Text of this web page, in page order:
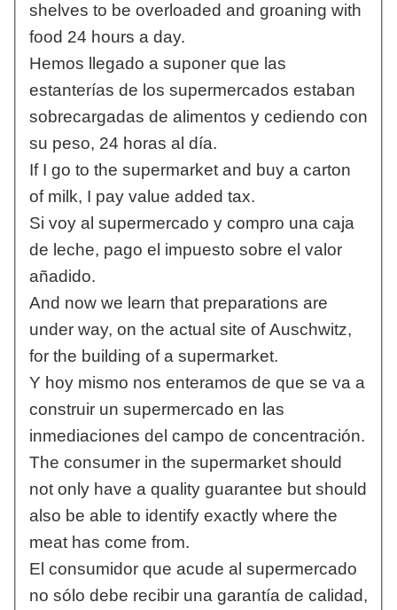
shelves to be overloaded and groaning with
food 24 hours a day.
Hemos llegado a suponer que las
estanterías de los supermercados estaban
sobrecargadas de alimentos y cediendo con
su peso, 24 horas al día.
If I go to the supermarket and buy a carton
of milk, I pay value added tax.
Si voy al supermercado y compro una caja
de leche, pago el impuesto sobre el valor
añadido.
And now we learn that preparations are
under way, on the actual site of Auschwitz,
for the building of a supermarket.
Y hoy mismo nos enteramos de que se va a
construir un supermercado en las
inmediaciones del campo de concentración.
The consumer in the supermarket should
not only have a quality guarantee but should
also be able to identify exactly where the
meat has come from.
El consumidor que acude al supermercado
no sólo debe recibir una garantía de calidad,